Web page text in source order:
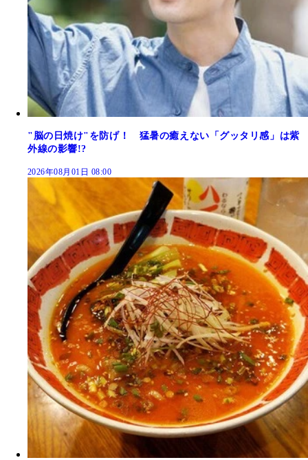
"脳の日焼け"を防げ！ 猛暑の癒えない「グッタリ感」は紫
外線の影響!?
2026年08月01日 08:00